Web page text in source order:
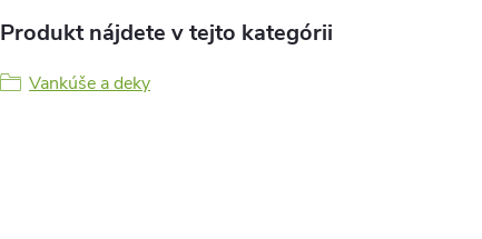
Produkt nájdete v tejto kategórii
Vankúše a deky